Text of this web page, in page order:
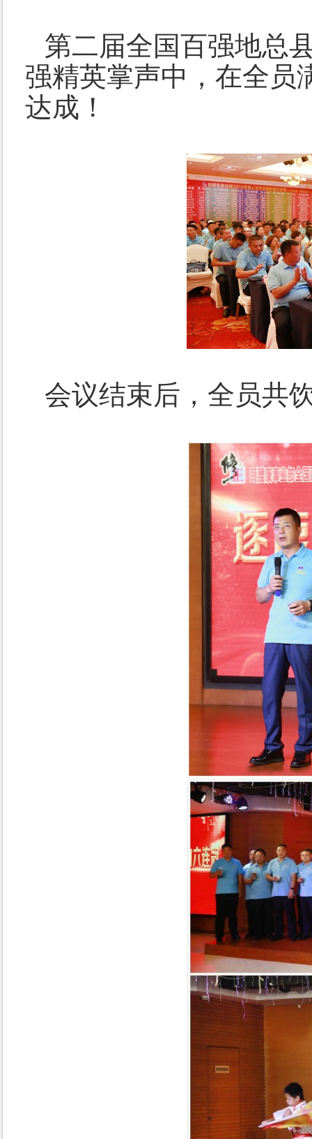
第二届全国百强地总
强精英掌声中，在全员
达成！
会议结束后，全员共